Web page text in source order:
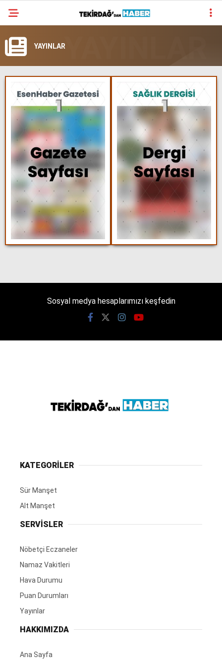
Facebook
Instagram
23.8
TEKIRDAĞ
SÜR MANŞET
ALT MANŞET
YAYINLAR
Sosyal medya hesaplarımızı keşfedin
KATEGORİLER
Sür Manşet
Alt Manşet
SERVİSLER
Nöbetçi Eczaneler
Namaz Vakitleri
Hava Durumu
Puan Durumları
Yayınlar
HAKKIMIZDA
Ana Sayfa